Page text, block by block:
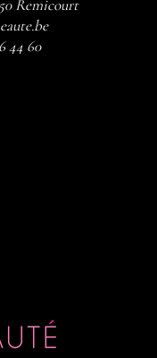
Remicourt
44 60